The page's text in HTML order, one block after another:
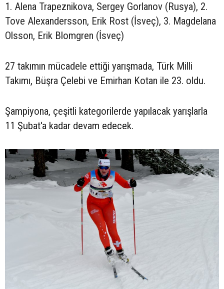
1. Alena Trapeznikova, Sergey Gorlanov (Rusya), 2.
Tove Alexandersson, Erik Rost (İsveç), 3. Magdelana
Olsson, Erik Blomgren (İsveç)
27 takımın mücadele ettiği yarışmada, Türk Milli
Takımı, Büşra Çelebi ve Emirhan Kotan ile 23. oldu.
Şampiyona, çeşitli kategorilerde yapılacak yarışlarla
11 Şubat'a kadar devam edecek.